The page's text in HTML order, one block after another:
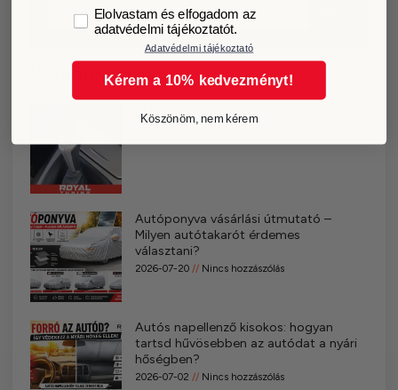
Korábbi cikkeink
BMW váltógomb csere
Autóponyva vásárlási útmutató –
Milyen autótakarót érdemes
választani?
2026-07-20 Nincs hozzászólás
Autós napellenző kisokos: hogyan
tartsd hűvösebben az autódat a nyári
hőségben?
2026-07-02 Nincs hozzászólás
GDPRElolvastam és elfogadom az
adatvédelmi tájékoztatót.
Adatvédelmi tájékoztató
Kérem a 10% kedvezményt!
Köszönöm, nem kérem